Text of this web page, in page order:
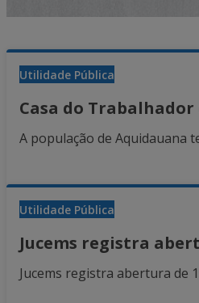
Utilidade Pública
Casa do
A população de Aquidauana
Utilidade Pública
Jucems registra
Jucems registra abertura de